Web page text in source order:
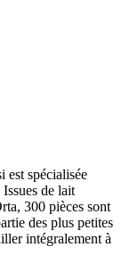
est spécialisée
de lait
300 pièces sont
des plus petites
intégralement à